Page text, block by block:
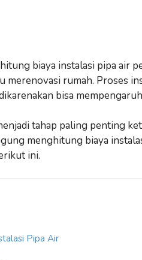
biaya instalasi pipa air
merenovasi rumah. Proses
bisa
tahap paling penting
menghitung biaya
ini.
Pipa Air